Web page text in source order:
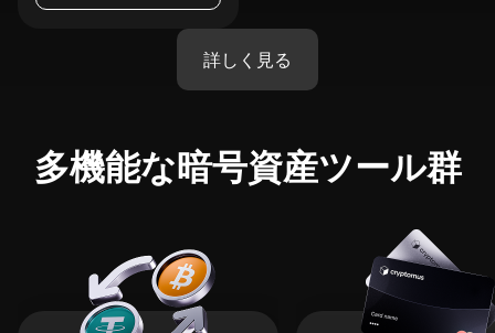
詳しく見る
多機能な暗号資産ツール群